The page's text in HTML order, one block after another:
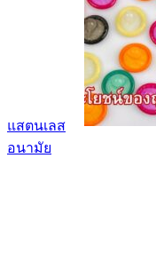
แสตนเลส
อนามัย